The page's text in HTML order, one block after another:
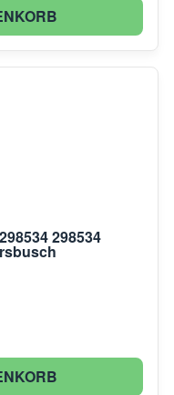
298534